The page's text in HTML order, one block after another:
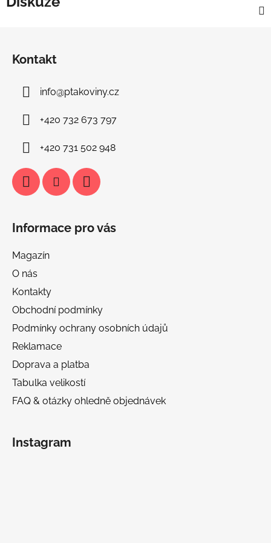
Kontakt
info@ptakoviny.cz
+420 732 673 797
+420 731 502 948
Informace pro vás
Magazín
O nás
Kontakty
Obchodní podmínky
Podmínky ochrany osobních údajů
Reklamace
Doprava a platba
Tabulka velikostí
FAQ & otázky ohledně objednávek
Instagram